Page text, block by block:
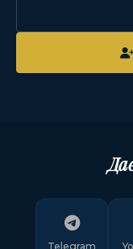
Telegram